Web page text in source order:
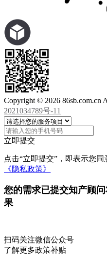
Copyright © 2026 86sb.com.cn
2021034789号-11
立即提交
点击“立即提交”，即表示您同
《隐私政策》
您的需求已提交知产顾
果
扫码关注微信公众号
了解更多政策补贴